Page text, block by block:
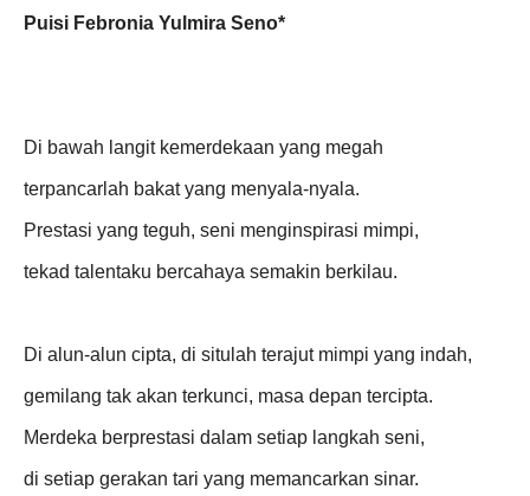
Puisi Febronia Yulmira Seno*
Di bawah langit kemerdekaan yang megah
terpancarlah bakat yang menyala-nyala.
Prestasi yang teguh, seni menginspirasi mimpi,
tekad talentaku bercahaya semakin berkilau.
Di alun-alun cipta, di situlah terajut mimpi yang indah,
gemilang tak akan terkunci, masa depan tercipta.
Merdeka berprestasi dalam setiap langkah seni,
di setiap gerakan tari yang memancarkan sinar.